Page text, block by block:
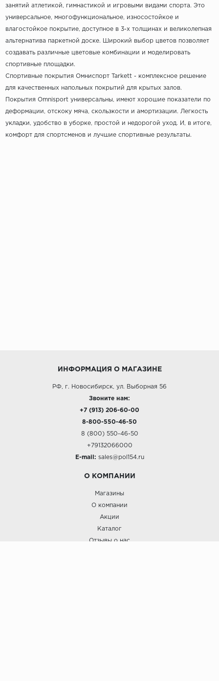
занятий атлетикой, гимнастикой и игровыми видами спорта. Это
универсальное, многофункциональное, износостойкое и
влагостойкое покрытие, доступное в 3-х толщинах и великолепная
альтернатива паркетной доске. Широкий выбор цветов позволяет
создавать различные цветовые комбинации и моделировать
спортивные площадки.
Спортивные покрытия Омниспорт Tarkett - комплексное решение
для качественных напольных покрытий для крытых залов.
Покрытия Omnisport универсальны, имеют хорошие показатели по
деформации, отскоку мяча, скользкости и амортизации. Легкость
укладки, удобство в уборке, простой и недорогой уход. И, в итоге,
комфорт для спортсменов и лучшие спортивные результаты.
ИНФОРМАЦИЯ О МАГАЗИНЕ
РФ, г. Новосибирск, ул. Выборная 56
Звоните нам:
+7 (913) 206-60-00
8-800-550-46-50
8 (800) 550-46-50
+79132066000
E-mail: sales@pol154.ru
О КОМПАНИИ
Магазины
О компании
Акции
Каталог
Отзывы о нас